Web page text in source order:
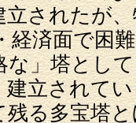
立されたが
経済面で困
」塔とし
建立されて
残る多宝塔